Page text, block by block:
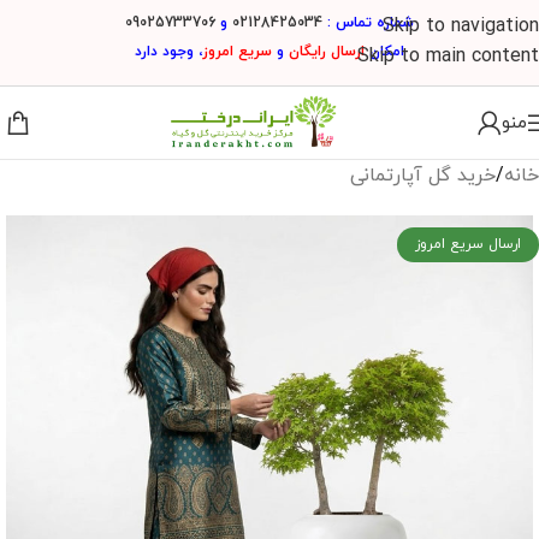
Skip to navigation
Skip to main content
شماره تماس : 02128425034 و09025733706
امکانارسال رایگان و سریع امروز، وجود دارد
منو
خانه/خرید گل آپارتمانی
ارسال سریع امروز